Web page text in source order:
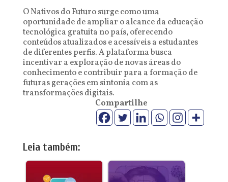
O Nativos do Futuro surge como uma
oportunidade de ampliar o alcance da educação
tecnológica gratuita no país, oferecendo
conteúdos atualizados e acessíveis a estudantes
de diferentes perfis. A plataforma busca
incentivar a exploração de novas áreas do
conhecimento e contribuir para a formação de
futuras gerações em sintonia com as
transformações digitais.
Compartilhe
Leia também: